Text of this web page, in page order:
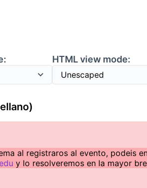
HTML view mode:
al registraros al evento, podeis
y lo resolveremos en la mayor